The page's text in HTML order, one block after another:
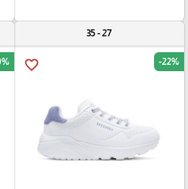
27 - 35
favorite_border -22%